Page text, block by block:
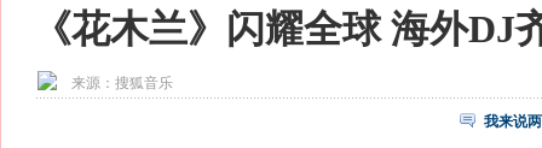
《花木兰》闪耀全球 海外DJ
来源： 搜狐音乐
我来说